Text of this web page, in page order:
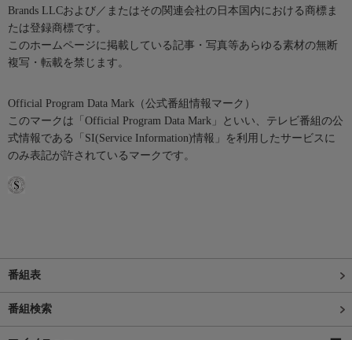
Brands LLCおよび／またはその関連会社の日本国内における商標ま
たは登録商標です。
このホームページに掲載している記事・写真等あらゆる素材の無断
複写・転載を禁じます。
Official Program Data Mark（公式番組情報マーク）
このマークは「Official Program Data Mark」といい、テレビ番組の公
式情報である「SI(Service Information)情報」を利用したサービスに
のみ表記が許されているマークです。
番組表
番組検索